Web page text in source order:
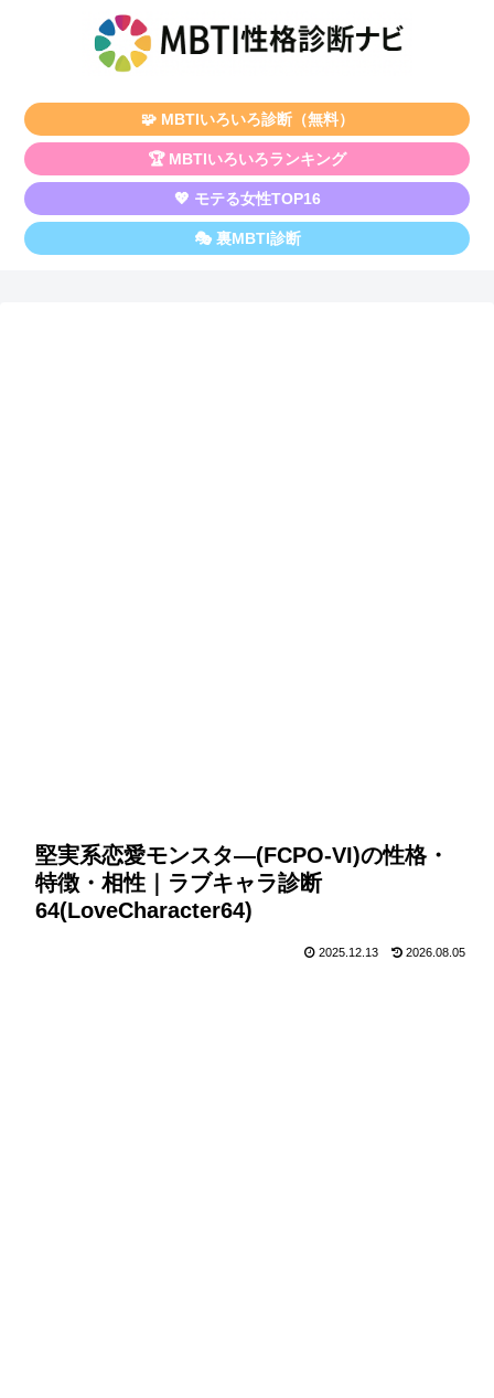
🧩 MBTIいろいろ診断（無料）
🏆 MBTIいろいろランキング
💖 モテる女性TOP16
🎭 裏MBTI診断
堅実系恋愛モンスタ―(FCPO-VI)の性格・
特徴・相性｜ラブキャラ診断
64(LoveCharacter64)
2025.12.13 2026.08.05